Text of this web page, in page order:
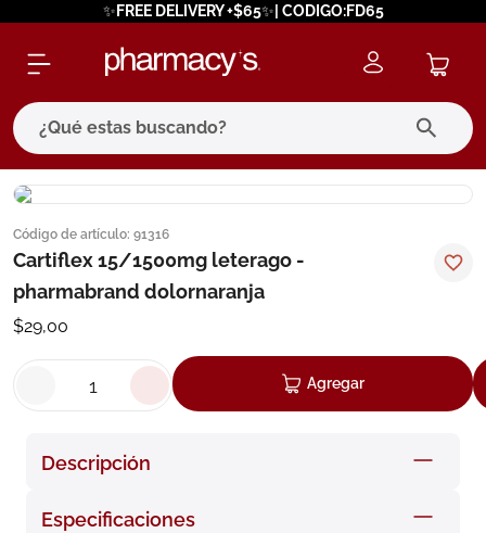
✨FREE DELIVERY +$65✨| CODIGO:FD65
¿Qué estas buscando?
Código de artículo: 91316
Cartiflex 15/1500mg leterago -
pharmabrand dolornaranja
$29,00
Agregar
Descripción
Especificaciones
términos más buscados
1. eucerin
cerave
7. degraler
roche posay